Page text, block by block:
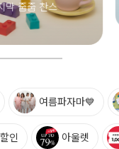
막 줍줍 찬스
여름파자마💙
인 아울렛